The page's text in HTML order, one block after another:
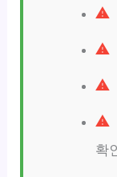
확